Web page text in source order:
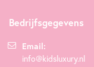
Bedrijfsgegevens
Email:
info@kidsluxury.nl